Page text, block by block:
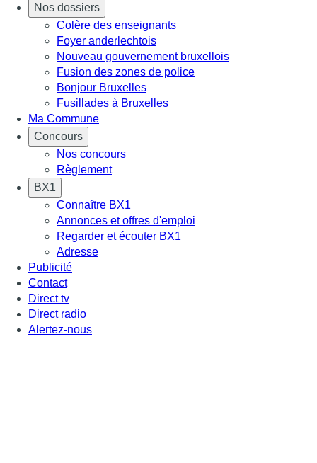
Nos dossiers
Colère des enseignants
Foyer anderlechtois
Nouveau gouvernement bruxellois
Fusion des zones de police
Bonjour Bruxelles
Fusillades à Bruxelles
Ma Commune
Concours
Nos concours
Règlement
BX1
Connaître BX1
Annonces et offres d'emploi
Regarder et écouter BX1
Adresse
Publicité
Contact
Direct tv
Direct radio
Alertez-nous